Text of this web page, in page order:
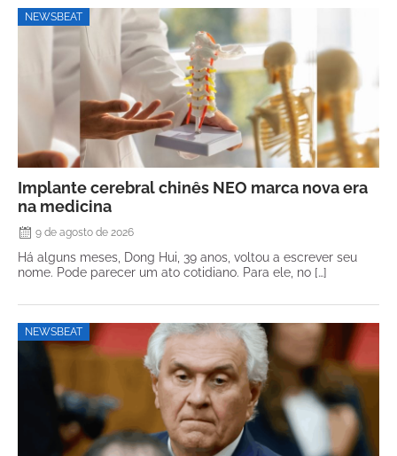
NEWSBEAT
Implante cerebral chinês NEO marca nova era
na medicina
9 de agosto de 2026
Há alguns meses, Dong Hui, 39 anos, voltou a escrever seu
nome. Pode parecer um ato cotidiano. Para ele, no […]
NEWSBEAT